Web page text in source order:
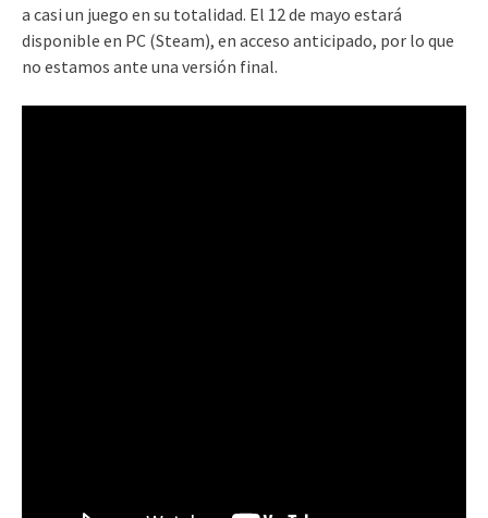
a casi un juego en su totalidad. El 12 de mayo estará
disponible en PC (Steam), en acceso anticipado, por lo que
no estamos ante una versión final.